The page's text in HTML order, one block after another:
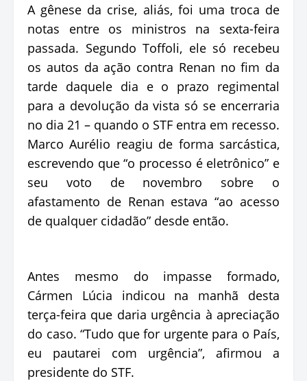
A gênese da crise, aliás, foi uma troca de
notas entre os ministros na sexta-feira
passada. Segundo Toffoli, ele só recebeu
os autos da ação contra Renan no fim da
tarde daquele dia e o prazo regimental
para a devolução da vista só se encerraria
no dia 21 – quando o STF entra em recesso.
Marco Aurélio reagiu de forma sarcástica,
escrevendo que “o processo é eletrônico” e
seu voto de novembro sobre o
afastamento de Renan estava “ao acesso
de qualquer cidadão” desde então.
Antes mesmo do impasse formado,
Cármen Lúcia indicou na manhã desta
terça-feira que daria urgência à apreciação
do caso. “Tudo que for urgente para o País,
eu pautarei com urgência”, afirmou a
presidente do STF.